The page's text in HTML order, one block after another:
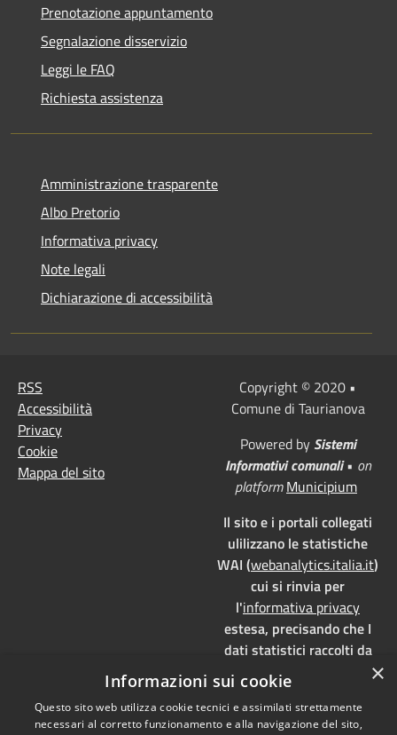
Prenotazione appuntamento
Segnalazione disservizio
Leggi le FAQ
Richiesta assistenza
Amministrazione trasparente
Albo Pretorio
Informativa privacy
Note legali
Dichiarazione di accessibilità
RSS
Accessibilità
Privacy
Cookie
Mappa del sito
Copyright © 2020 •
Comune di Taurianova
Powered by Sistemi
Informativi comunali• on
platform Municipium
Il sito e i portali collegati
ulilizzano le statistiche
WAI (webanalytics.italia.it)
cui si rinvia per
l'informativa privacy
estesa, precisando che I
dati statistici raccolti da
WAI vengono memorizzati
su server dedicati,
localizzati in Italia e ad uso
×
Informazioni sui cookie
Questo sito web utilizza cookie tecnici e assimilati strettamente
necessari al corretto funzionamento e alla navigazione del sito,